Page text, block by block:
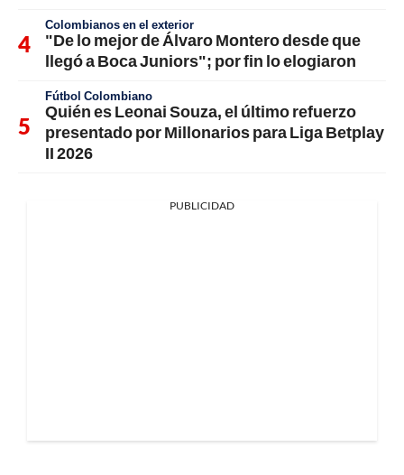
Colombianos en el exterior
"De lo mejor de Álvaro Montero desde que
llegó a Boca Juniors"; por fin lo elogiaron
Fútbol Colombiano
Quién es Leonai Souza, el último refuerzo
presentado por Millonarios para Liga Betplay
II 2026
PUBLICIDAD